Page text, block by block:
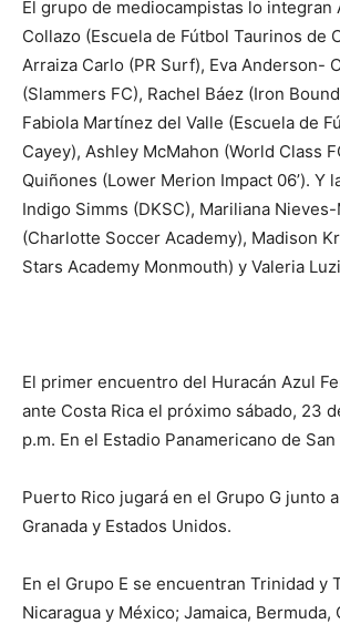
El grupo de mediocampistas lo integran
Collazo (Escuela de Fútbol Taurinos de
Arraiza Carlo (PR Surf), Eva Anderson-
(Slammers FC), Rachel Báez (Iron
Fabiola Martínez del Valle (Escuela de
Cayey), Ashley McMahon (World Class
Quiñones (Lower Merion Impact 06’). Y
Indigo Simms (DKSC), Mariliana
(Charlotte Soccer Academy), Madison
Stars Academy Monmouth) y Valeria
El primer encuentro del Huracán Azul
ante Costa Rica el próximo sábado, 23
p.m. En el Estadio Panamericano de
Puerto Rico jugará en el Grupo G junto
Granada y Estados Unidos.
En el Grupo E se encuentran Trinidad y
Nicaragua y México; Jamaica, Bermuda,